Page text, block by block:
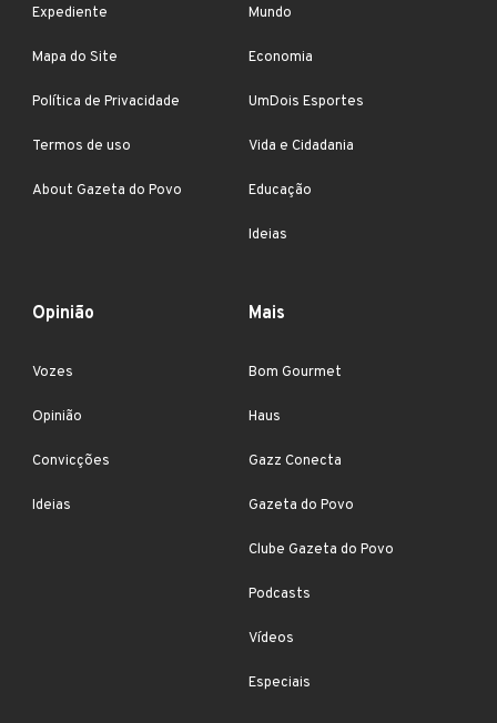
Expediente
Mapa do Site
Política de Privacidade
Termos de uso
About Gazeta do Povo
Mundo
Economia
UmDois Esportes
Vida e Cidadania
Educação
Ideias
Opinião
Vozes
Opinião
Convicções
Ideias
Mais
Bom Gourmet
Haus
Gazz Conecta
Gazeta do Povo
Clube Gazeta do Povo
Podcasts
Vídeos
Especiais